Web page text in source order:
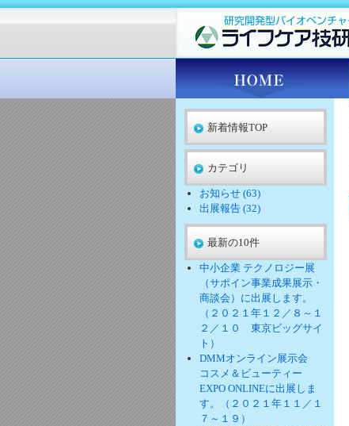
新着情報TOP
カテゴリ
お知らせ (63)
出展報告 (32)
最新の10件
中小企業 テクノロジー展
（サポイン事業成果展示・
商談会）に出展します。
（２０２１年１２／８～１
２／１０ 東京ビッグサイ
ト）
DMMオンライン展示会
コスメ＆ビューティー
EXPO ONLINEに出展しま
す。（２０２１年１１／１
７～１９）